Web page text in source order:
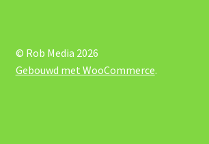
© Rob Media 2026
Gebouwd met WooCommerce.